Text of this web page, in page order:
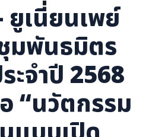
ยูเนี่ยนเพย์
มพันธมิตร
ะจำปี 2568
“นวัตกรรม